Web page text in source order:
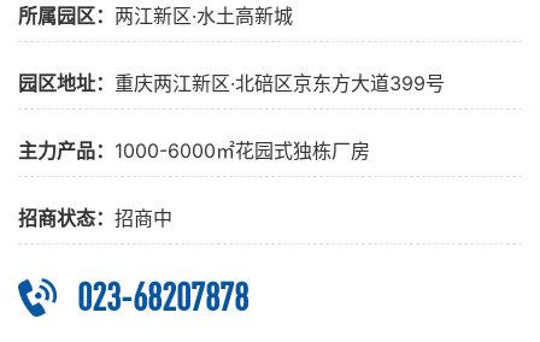
所属园区： 两江新区·水土高新城
园区地址： 重庆两江新区·北碚区京东方大道399号
主力产品： 1000-6000㎡花园式独栋厂房
招商状态： 招商中
023-68207878